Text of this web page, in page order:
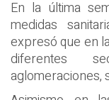
En la última
medidas
expresó que en
diferentes
aglomeraciones,